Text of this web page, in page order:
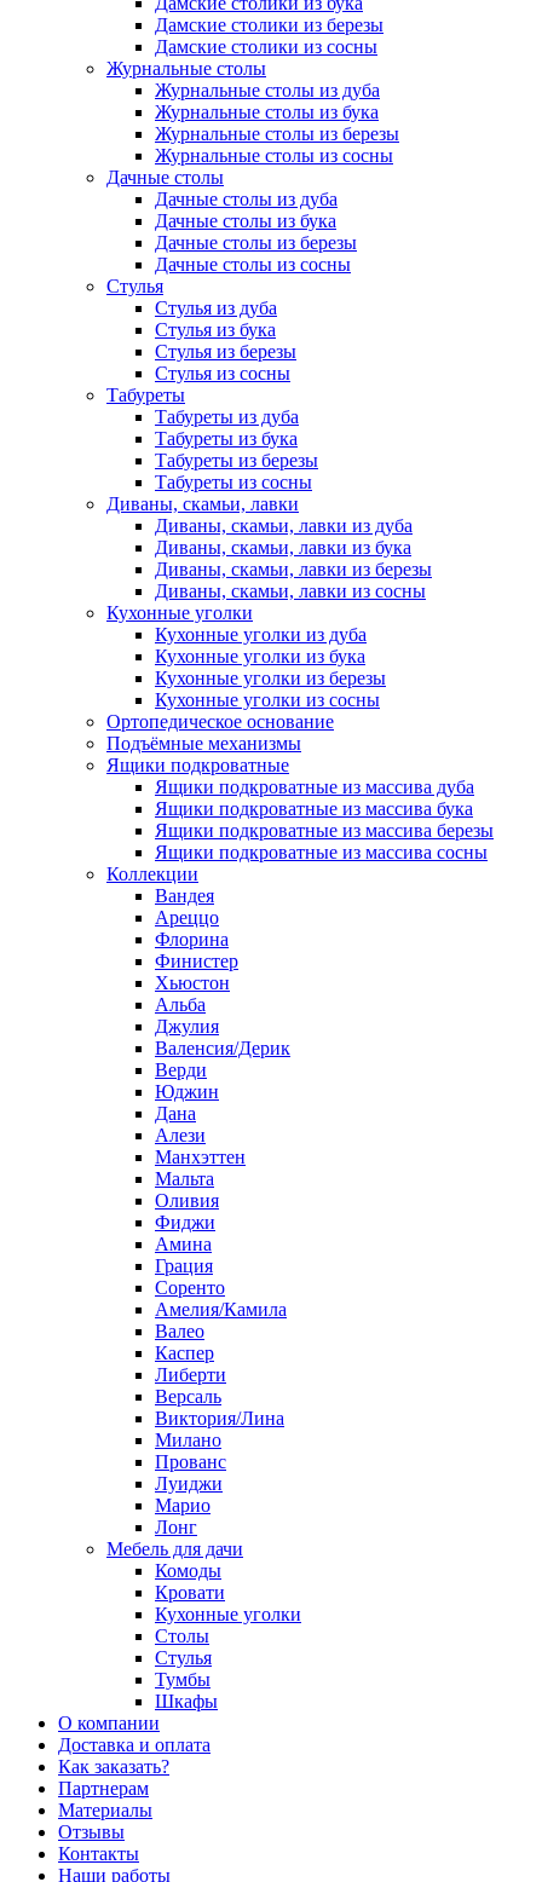
Дамские столики из березы
Дамские столики из сосны
Журнальные столы
Журнальные столы из дуба
Журнальные столы из бука
Журнальные столы из березы
Журнальные столы из сосны
Дачные столы
Дачные столы из дуба
Дачные столы из бука
Дачные столы из березы
Дачные столы из сосны
Стулья
Стулья из дуба
Стулья из бука
Стулья из березы
Стулья из сосны
Табуреты
Табуреты из дуба
Табуреты из бука
Табуреты из березы
Табуреты из сосны
Диваны, скамьи, лавки
Диваны, скамьи, лавки из дуба
Диваны, скамьи, лавки из бука
Диваны, скамьи, лавки из березы
Диваны, скамьи, лавки из сосны
Кухонные уголки
Кухонные уголки из дуба
Кухонные уголки из бука
Кухонные уголки из березы
Кухонные уголки из сосны
Ортопедическое основание
Подъёмные механизмы
Ящики подкроватные
Ящики подкроватные из массива дуба
Ящики подкроватные из массива бука
Ящики подкроватные из массива березы
Ящики подкроватные из массива сосны
Коллекции
Вандея
Ареццо
Флорина
Финистер
Хьюстон
Альба
Джулия
Валенсия/Дерик
Верди
Юджин
Дана
Алези
Манхэттен
Мальта
Оливия
Фиджи
Амина
Грация
Соренто
Амелия/Камила
Валео
Каспер
Либерти
Версаль
Виктория/Лина
Милано
Прованс
Луиджи
Марио
Лонг
Мебель для дачи
Комоды
Кровати
Кухонные уголки
Столы
Стулья
Тумбы
Шкафы
О компании
Доставка и оплата
Как заказать?
Партнерам
Материалы
Отзывы
Контакты
Наши работы